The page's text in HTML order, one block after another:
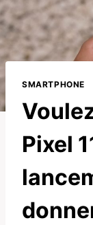
SMARTPHONE
Pixel